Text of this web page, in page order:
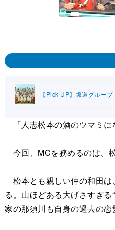
【Pick UP】坂道グルー
『人志松本の酒のツマミに
今回、MCを務めるのは、
松本とも親しい仲の和田は
る。山ほどある大げさすぎ
家の那須川も自身の過去の恋